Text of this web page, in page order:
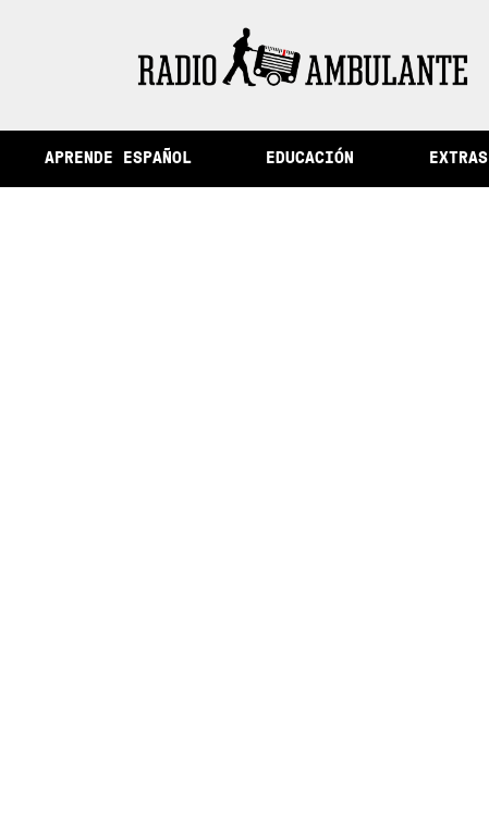
La ciudad de la memoria y otras historias del Perú
APRENDE ESPAÑOL EDUCACIÓN EXTRAS